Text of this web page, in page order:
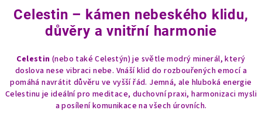
á
a
c
í
p
Celestin – kámen nebeského klidu,
důvěry a vnitřní harmonie
Celestin (nebo také Celestýn) je světle modrý minerál, který
doslova nese vibraci nebe. Vnáší klid do rozbouřených emocí a
pomáhá navrátit důvěru ve vyšší řád. Jemná, ale hluboká energie
Celestinu je ideální pro meditace, duchovní praxi, harmonizaci mysli
a posílení komunikace na všech úrovních.